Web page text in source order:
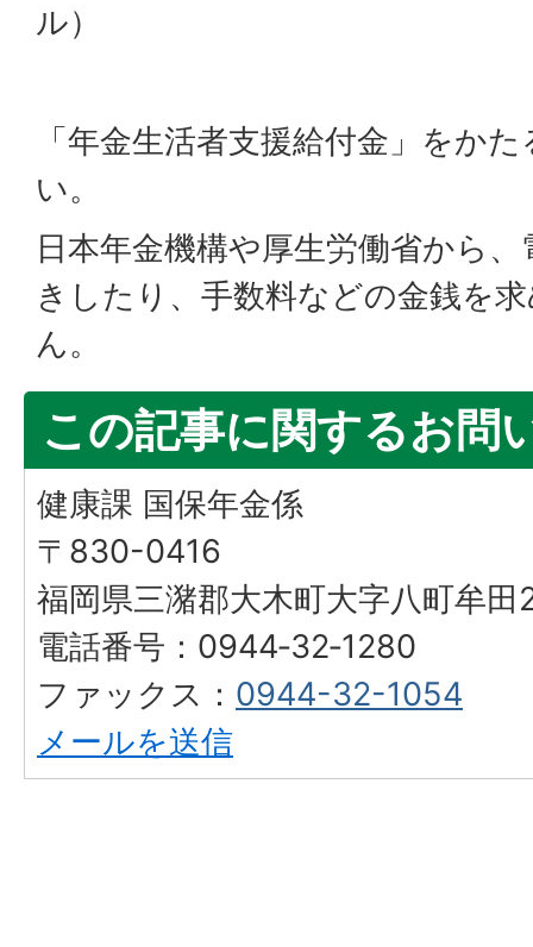
ル）
「年金生活者支援給付金」をか
い。
日本年金機構や厚生労働省から
きしたり、手数料などの金銭を
ん。
この記事に関するお問
健康課 国保年金係
〒830-0416
福岡県三潴郡大木町大字八町牟
電話番号：0944‐32‐1280
ファックス： 0944-32-1054
メールを送信